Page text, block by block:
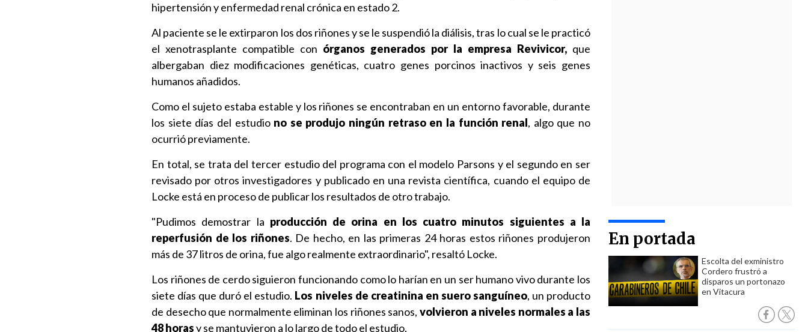
En portada
Escolta del exministro
Cordero frustró a
disparos un portonazo
en Vitacura
hipertensión y enfermedad renal crónica en estado 2.
Al paciente se le extirparon los dos riñones y se le suspendió la diálisis, tras lo cual se le practicó
el xenotrasplante compatible con órganos generados por la empresa Revivicor, que
albergaban diez modificaciones genéticas, cuatro genes porcinos inactivos y seis genes
humanos añadidos.
Como el sujeto estaba estable y los riñones se encontraban en un entorno favorable, durante
los siete días del estudio no se produjo ningún retraso en la función renal, algo que no
ocurrió previamente.
En total, se trata del tercer estudio del programa con el modelo Parsons y el segundo en ser
revisado por otros investigadores y publicado en una revista científica, cuando el equipo de
Locke está en proceso de publicar los resultados de otro trabajo.
"Pudimos demostrar la producción de orina en los cuatro minutos siguientes a la
reperfusión de los riñones. De hecho, en las primeras 24 horas estos riñones produjeron
más de 37 litros de orina, fue algo realmente extraordinario", resaltó Locke.
Los riñones de cerdo siguieron funcionando como lo harían en un ser humano vivo durante los
siete días que duró el estudio. Los niveles de creatinina en suero sanguíneo, un producto
de desecho que normalmente eliminan los riñones sanos, volvieron a niveles normales a las
48 horasy se mantuvieron a lo largo de todo el estudio.